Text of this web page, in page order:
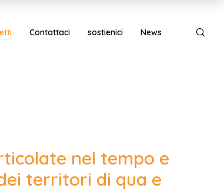
Contattaci sostienici News
nel tempo e
territori di qua e